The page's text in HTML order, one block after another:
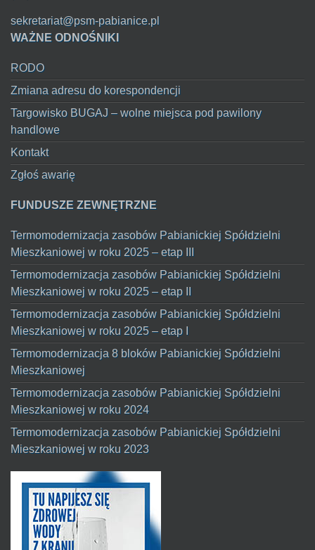
sekretariat@psm-pabianice.pl
WAŻNE ODNOŚNIKI
RODO
Zmiana adresu do korespondencji
Targowisko BUGAJ – wolne miejsca pod pawilony
handlowe
Kontakt
Zgłoś awarię
FUNDUSZE ZEWNĘTRZNE
Termomodernizacja zasobów Pabianickiej Spółdzielni
Mieszkaniowej w roku 2025 – etap III
Termomodernizacja zasobów Pabianickiej Spółdzielni
Mieszkaniowej w roku 2025 – etap II
Termomodernizacja zasobów Pabianickiej Spółdzielni
Mieszkaniowej w roku 2025 – etap I
Termomodernizacja 8 bloków Pabianickiej Spółdzielni
Mieszkaniowej
Termomodernizacja zasobów Pabianickiej Spółdzielni
Mieszkaniowej w roku 2024
Termomodernizacja zasobów Pabianickiej Spółdzielni
Mieszkaniowej w roku 2023